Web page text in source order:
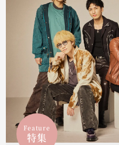
Feature
特集